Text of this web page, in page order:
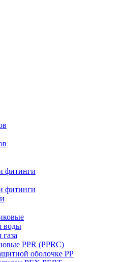
фитинги
фитинги
воды
PPR (PPRC)
оболочке PP